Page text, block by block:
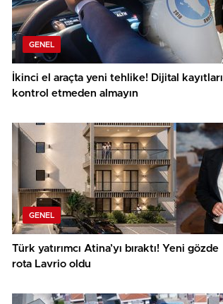
GENEL
İkinci el araçta yeni tehlike! Dijital kayıtları
kontrol etmeden almayın
GENEL
Türk yatırımcı Atina’yı bıraktı! Yeni gözde
rota Lavrio oldu